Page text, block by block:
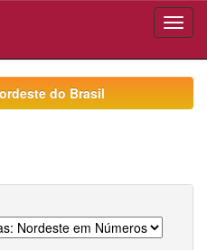
do Brasil